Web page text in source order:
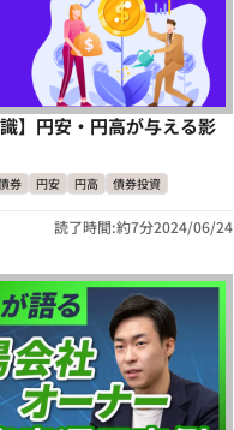
】円安・円高が与える影
券 円安 円高 債券投資
読了時間:約7分2024/06/24